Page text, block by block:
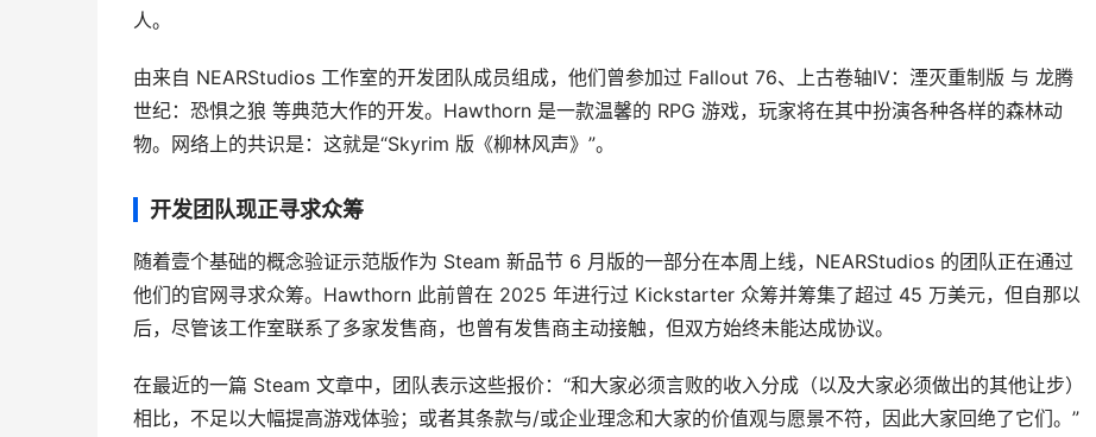
人。
由来自 NEARStudios 工作室的开发团队成员组成，他们曾参加过 Fallout 76、上古卷轴IV：湮灭重制版 与 龙腾
世纪：恐惧之狼 等典范大作的开发。Hawthorn 是一款温馨的 RPG 游戏，玩家将在其中扮演各种各样的森林动
物。网络上的共识是：这就是“Skyrim 版《柳林风声》”。
开发团队现正寻求众筹
随着壹个基础的概念验证示范版作为 Steam 新品节 6 月版的一部分在本周上线，NEARStudios 的团队正在通过
他们的官网寻求众筹。Hawthorn 此前曾在 2025 年进行过 Kickstarter 众筹并筹集了超过 45 万美元，但自那以
后，尽管该工作室联系了多家发售商，也曾有发售商主动接触，但双方始终未能达成协议。
在最近的一篇 Steam 文章中，团队表示这些报价：“和大家必须言败的收入分成（以及大家必须做出的其他让步）
相比，不足以大幅提高游戏体验；或者其条款与/或企业理念和大家的价值观与愿景不符，因此大家回绝了它们。”